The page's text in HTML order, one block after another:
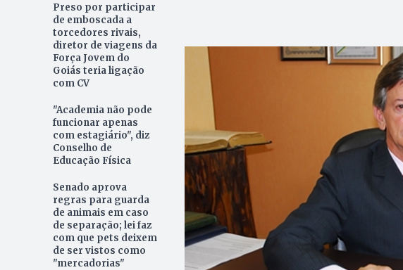
Preso por participar
de emboscada a
torcedores rivais,
diretor de viagens da
Força Jovem do
Goiás teria ligação
com CV
"Academia não pode
funcionar apenas
com estagiário", diz
Conselho de
Educação Física
Senado aprova
regras para guarda
de animais em caso
de separação; lei faz
com que pets deixem
de ser vistos como
"mercadorias"